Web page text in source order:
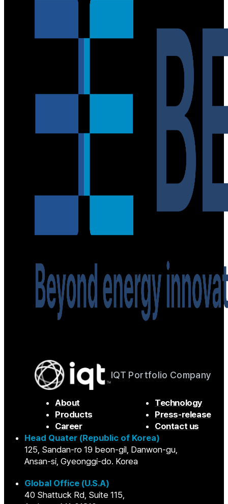
IQT Portfolio Company
About
Technology
Products
Press-release
Career
Contact us
Head Quater (Republic of Korea)
125, Sandan-ro 19 beon-gil, Danwon-gu,
Ansan-si, Gyeonggi-do. Korea
Global Office (U.S.A)
40 Shattuck Rd, Suite 115,